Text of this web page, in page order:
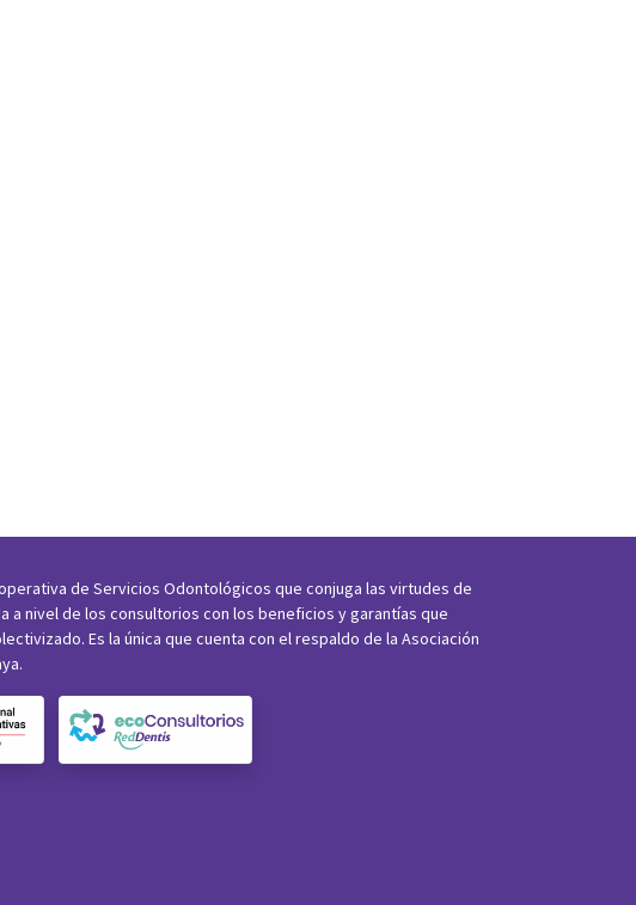
de Servicios Odontológicos que conjuga las virtudes de
a nivel de los consultorios con los beneficios y garantías que
Es la única que cuenta con el respaldo de la Asociación